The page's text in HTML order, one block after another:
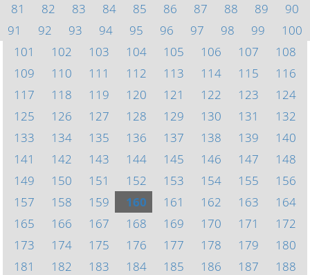
81
82 83 84 85 86 87 88 89
90
91
92 93 94 95 96 97 98 99
100
101
102 103 104 105 106 107
108
109
110 111 112 113 114 115
116
117
118 119 120 121 122 123
124
125
126 127 128 129 130 131
132
133
134 135 136 137 138 139
140
141
142 143 144 145 146 147
148
149
150 151 152 153 154 155
156
157
158 159 160 161 162 163
164
165
166 167 168 169 170 171
172
173
174 175 176 177 178 179
180
181
182 183 184 185 186 187
188